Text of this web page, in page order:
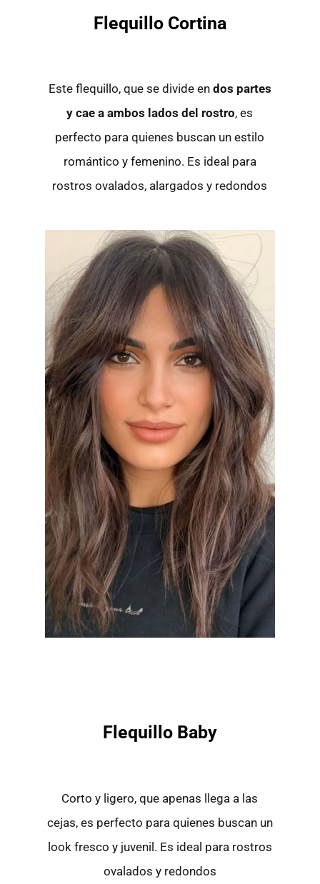
Flequillo Cortina
Este flequillo, que se divide en dos partes
y cae a ambos lados del rostro, es
perfecto para quienes buscan un estilo
romántico y femenino. Es ideal para
rostros ovalados, alargados y redondos
Flequillo Baby
Corto y ligero, que apenas llega a las
cejas, es perfecto para quienes buscan un
look fresco y juvenil. Es ideal para rostros
ovalados y redondos